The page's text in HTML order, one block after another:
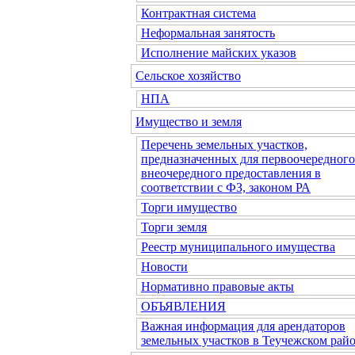
Контрактная система
Неформальная занятость
Исполнение майских указов
Сельское хозяйство
НПА
Имущество и земля
Перечень земельных участков,
предназначенных для
внеочередного предоставления в
соответствии с ФЗ, законом РА
Торги имущество
Торги земля
Реестр муниципального имущества
Новости
Нормативно правовые акты
ОБЪЯВЛЕНИЯ
Важная информация для арендаторов
земельных участков в Теучежском